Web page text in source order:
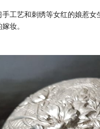
手工艺和刺绣等女红的娘惹
妆。